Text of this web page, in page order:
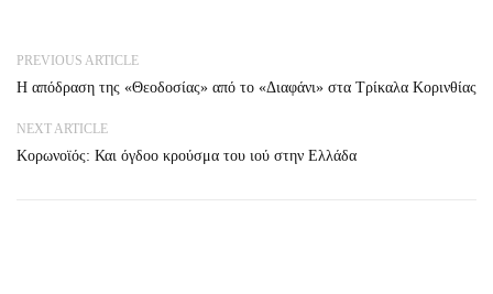
PREVIOUS ARTICLE
Η απόδραση της «Θεοδοσίας» από το «Διαφάνι» στα Τρίκαλα Κορινθίας
NEXT ARTICLE
Κορωνοϊός: Και όγδοο κρούσμα του ιού στην Ελλάδα